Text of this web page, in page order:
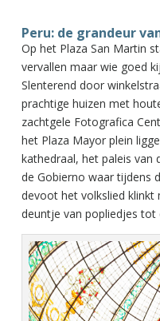
Peru: de grandeur
Op het Plaza San Martin
vervallen maar wie goed
Slenterend door
prachtige huizen met
zachtgele Fotografica
het Plaza Mayor plein
kathedraal, het paleis van
de Gobierno waar tijdens
devoot het volkslied klinkt
deuntje van popliedjes tot